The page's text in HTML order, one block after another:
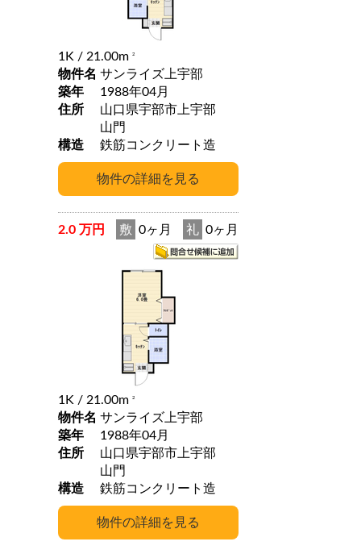
1K / 21.00m 2
物件名 サンライズ上宇部
築年
1988年04月
住所
山口県宇部市上宇部
山門
構造
鉄筋コンクリート造
2.0 万円 敷 0ヶ月 礼 0ヶ月
1K / 21.00m 2
物件名 サンライズ上宇部
築年
1988年04月
住所
山口県宇部市上宇部
山門
構造
鉄筋コンクリート造